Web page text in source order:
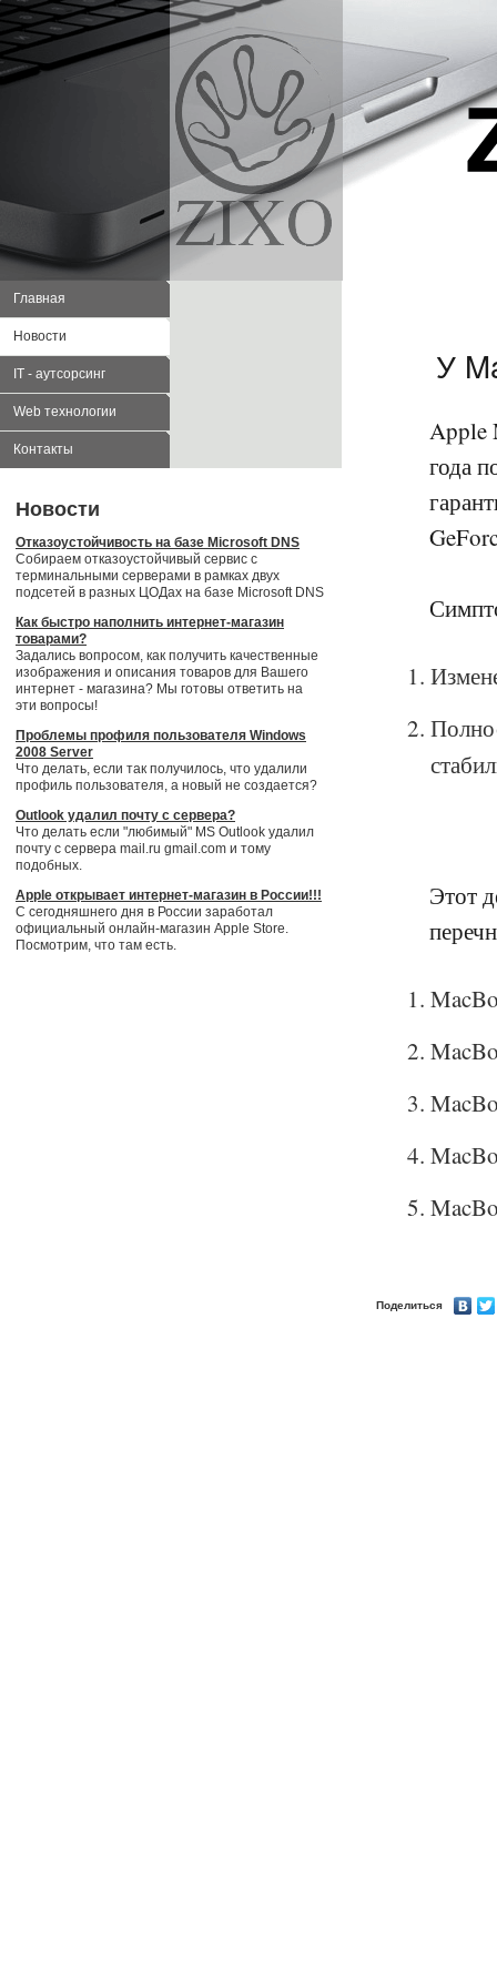
Главная
Новости
IT - аутсорсинг
Web технологии
Контакты
Новости
Отказоустойчивость на базе Microsoft DNS
Собираем отказоустойчивый сервис с
терминальными серверами в рамках двух
подсетей в разных ЦОДах на базе Microsoft DNS
Как быстро наполнить интернет-магазин
товарами?
Задались вопросом, как получить качественные
изображения и описания товаров для Вашего
интернет - магазина? Мы готовы ответить на
эти вопросы!
Проблемы профиля пользователя Windows
2008 Server
Что делать, если так получилось, что удалили
профиль пользователя, а новый не создается?
Outlook удалил почту с сервера?
Что делать если "любимый" MS Outlook удалил
почту с сервера mail.ru gmail.com и тому
подобных.
Apple открывает интернет-магазин в России!!!
С сегодняшнего дня в России заработал
официальный онлайн-магазин Apple Store.
Посмотрим, что там есть.
У
Apple
года
Этот
Поделиться